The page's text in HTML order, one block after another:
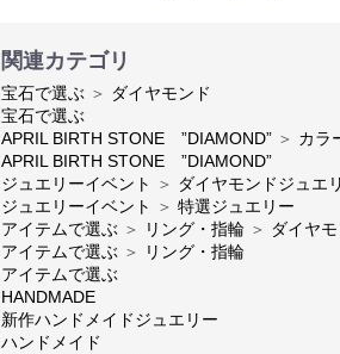
関連カテゴリ
宝石で選ぶ ＞ ダイヤモンド
宝石で選ぶ
APRIL BIRTH STONE ”DIAMOND” ＞ カラ
APRIL BIRTH STONE ”DIAMOND”
ジュエリーイベント
＞ ダイヤモンドジュエ
ジュエリーイベント
＞ 特選ジュエリー
アイテムで選ぶ ＞ リング・指輪 ＞ ダイヤ
アイテムで選ぶ ＞
リング・指輪
アイテムで選ぶ
HANDMADE
新作ハンドメイドジュエリー
ハンドメイド